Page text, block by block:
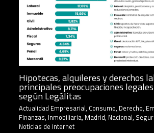
Hipotecas, alquileres y derechos
principales preocupaciones
según Legálitas
Actualidad Empresarial, Consumo, Derecho,
Finanzas, Inmobiliaria, Madrid, Nacional,
Noticias de Internet